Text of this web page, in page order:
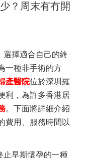
？周末有冇開
擇適合自己的終
一種非手術的方
產醫院位於深圳羅
利，為許多香港居
。下面將詳細介紹
費用、服務時間以
止早期懷孕的一種